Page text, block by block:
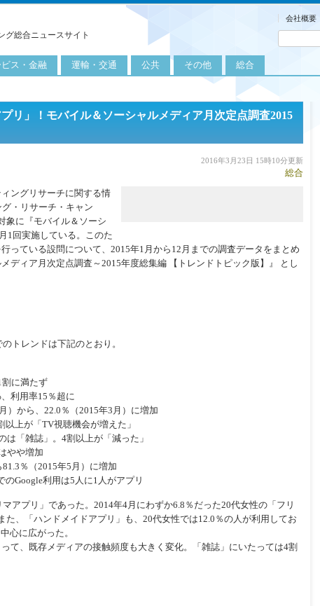
グ総合ニュースサイト
会社概要
ス・金融
メ
運輸・交通
自動車
船舶
公共
公益サービス
その他
漁業
総合
リ」！モバイル＆ソーシャルメディア月次定点調査2015
2016年3月23日 15時10分更新
総合
ングリサーチに関する情
グ・リサーチ・キャン
象に『モバイル＆ソーシ
1回実施している。このた
っている設問について、2015年1月から12月までの調査データをまとめ
ディア月次定点調査～2015年度総集編 【トレンドトピック版】』 とし
トレンドは下記のとおり。
に満たず
利用率15％超に
）から、22.0％（2015年3月）に増加
上が「TV視聴機会が増えた」
「雑誌」。4割以上が「減った」
やや増加
％（2015年5月）に増加
Google利用は5人に1人がアプリ
アプリ」であった。2014年4月にわずか6.8％だった20代女性の「フリ
た、「ハンドメイドアプリ」も、20代女性では12.0％の人が利用してお
心に広がった。
て、既存メディアの接触頻度も大きく変化。「雑誌」にいたっては4割